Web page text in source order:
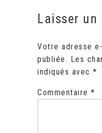
Laisser
Votre adresse
publiée. Les
indiqués avec *
Commentaire *